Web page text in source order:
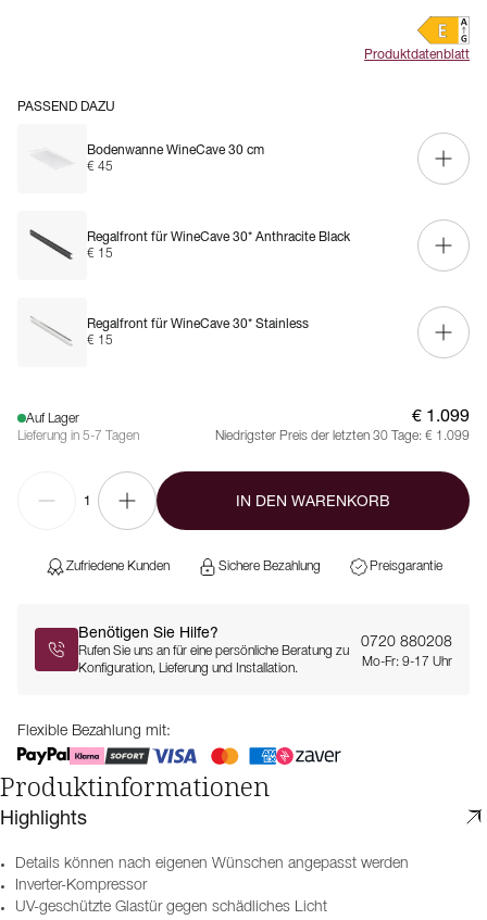
Produktdatenblatt
PASSEND DAZU
Bodenwanne WineCave 30 cm
€ 45
Regalfront für WineCave 30* Anthracite Black
€ 15
Regalfront für WineCave 30* Stainless
€ 15
Auf Lager
Lieferung in 5-7 Tagen
€ 1.099
Niedrigster Preis der letzten 30 Tage: € 1.099
1 IN DEN WARENKORB
Zufriedene Kunden Sichere Bezahlung Preisgarantie
Benötigen Sie Hilfe?
Rufen Sie uns an für eine persönliche Beratung zu
Konfiguration, Lieferung und Installation.
0720 880208
Mo-Fr: 9-17 Uhr
Flexible Bezahlung mit:
Produktinformationen
Highlights
Details können nach eigenen Wünschen angepasst werden
Inverter-Kompressor
UV-geschützte Glastür gegen schädliches Licht